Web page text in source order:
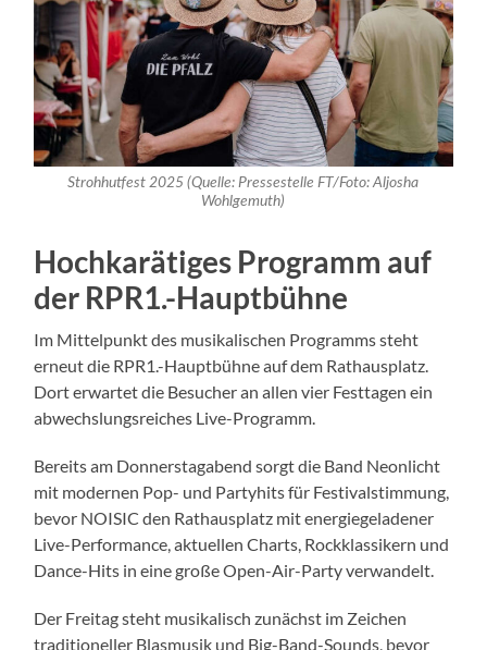
Strohhutfest 2025 (Quelle: Pressestelle FT/Foto: Aljosha
Wohlgemuth)
Hochkarätiges Programm auf
der RPR1.-Hauptbühne
Im Mittelpunkt des musikalischen Programms steht
erneut die RPR1.-Hauptbühne auf dem Rathausplatz.
Dort erwartet die Besucher an allen vier Festtagen ein
abwechslungsreiches Live-Programm.
Bereits am Donnerstagabend sorgt die Band Neonlicht
mit modernen Pop- und Partyhits für Festivalstimmung,
bevor NOISIC den Rathausplatz mit energiegeladener
Live-Performance, aktuellen Charts, Rockklassikern und
Dance-Hits in eine große Open-Air-Party verwandelt.
Der Freitag steht musikalisch zunächst im Zeichen
traditioneller Blasmusik und Big-Band-Sounds, bevor